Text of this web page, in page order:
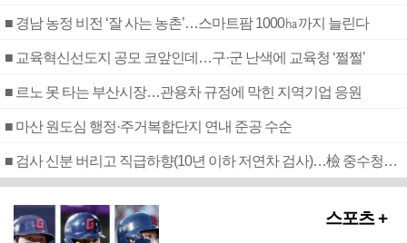
■ 경남 농정 비전 ‘잘 사는 농촌’…스마트팜 1000㏊까지 늘린다
■ 교육혁신선도지 공모 코앞인데…구·군 난색에 교육청 ‘쩔쩔’
■ 르노 못 타는 부산시장…관용차 규정에 막힌 지역기업 응원
■ 마산 원도심 행정·주거복합단지 연내 준공 수순
■ 검사 신분 버리고 직급하향(10년 이하 저연차 검사)…檢 중수청행 기피
스포츠 +